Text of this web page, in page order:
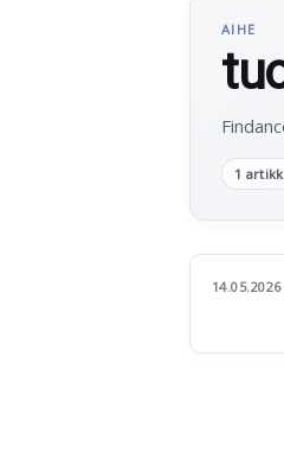
AIHE
1
14.05.2026